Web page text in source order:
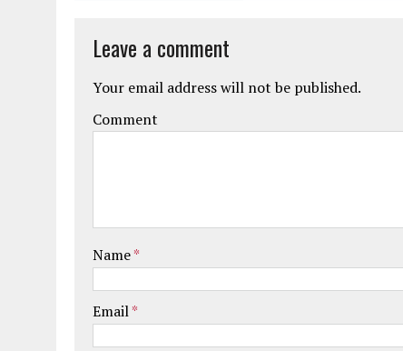
Leave a comment
Your email address will not be published.
Comment
Name*
Email*